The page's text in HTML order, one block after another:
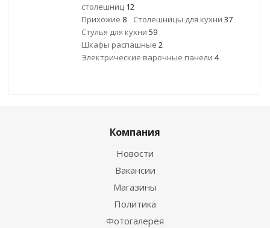
столешниц 12
Прихожие 8 Столешницы для кухни 37
Стулья для кухни 59
Шкафы распашные 2
Электрические варочные панели 4
Компания
Новости
Вакансии
Магазины
Политика
Фотогалерея